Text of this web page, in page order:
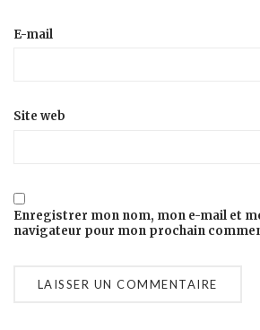
E-mail
Site web
Enregistrer mon nom, mon e-mail et
navigateur pour mon prochain